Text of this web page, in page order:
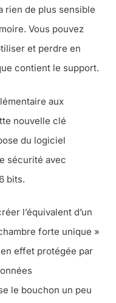
rien de plus sensible
Vous pouvez
et perdre en
contient le support.
aux
nouvelle clé
du logiciel
sécurité avec
bits.
l’équivalent d’un
forte unique »
effet protégée par
le bouchon un peu